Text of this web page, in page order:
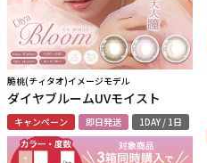
脆桃(チィタオ)イメージモデル
ダイヤブルームUVモイスト
キャンペーン 即日発送 1DAY / 1日